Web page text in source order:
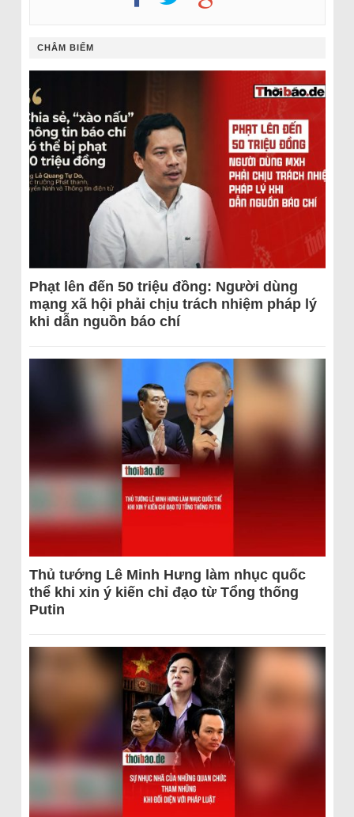
CHÂM BIẾM
Phạt lên đến 50 triệu đồng: Người dùng
mạng xã hội phải chịu trách nhiệm pháp lý
khi dẫn nguồn báo chí
Thủ tướng Lê Minh Hưng làm nhục quốc
thể khi xin ý kiến chỉ đạo từ Tổng thống
Putin